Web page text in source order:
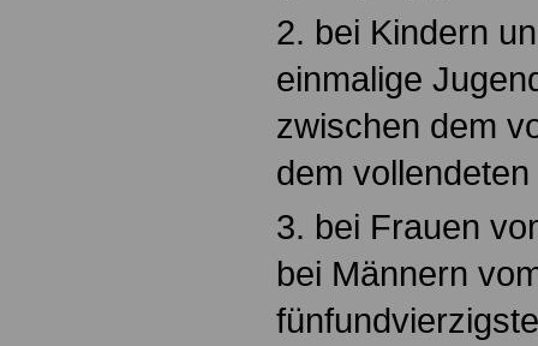
2. bei Kindern
einmalige
zwischen dem
dem
3. bei Frauen
bei Männern